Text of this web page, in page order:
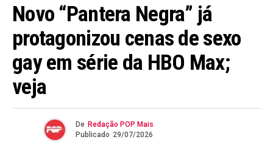
Novo “Pantera Negra” já
protagonizou cenas de sexo
gay em série da HBO Max;
veja
De Redação POP Mais
Publicado 29/07/2026